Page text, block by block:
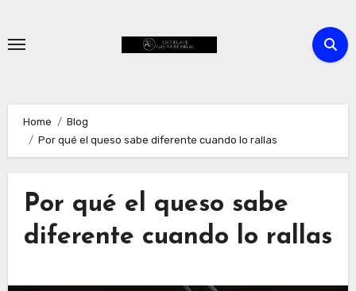
content
Home
Blog
Por qué el queso sabe diferente cuando lo rallas
Por qué el queso sabe
diferente cuando lo rallas